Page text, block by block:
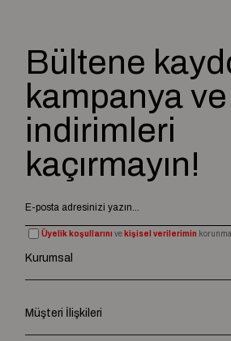
Bültene
kampanya ve
indirimleri
kaçırmayın!
Üyelik koşullarını ve kişisel verilerimin
Kurumsal
Müşteri İlişkileri